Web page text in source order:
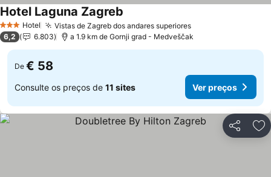
3 EstrelasHotel Vistas de Zagreb dos andares superiores
Hotel Laguna Zagreb
6,2 6.803 a 1.9 km de Gornji grad - Medveščak
De € 58
Consulte os preços de 11 sites Ver preços
Partilhar